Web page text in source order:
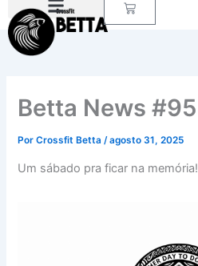
para
Carrinho
Betta News #95
PorCrossfit Betta/agosto 31, 2025
Um sábado pra ficar na memória!